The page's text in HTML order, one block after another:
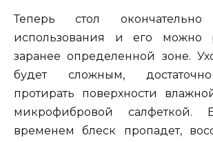
Теперь стол
использования и его можно
заранее определенной зоне.
будет сложным,
протирать поверхности
микрофибровой
временем блеск пропадет,